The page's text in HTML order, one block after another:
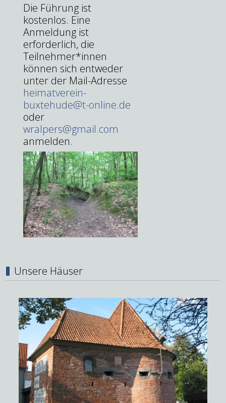
Die Führung ist
kostenlos. Eine
Anmeldung ist
erforderlich, die
Teilnehmer*innen
können sich entweder
unter der Mail-Adresse
heimatverein-
buxtehude@t-online.de
oder
wralpers@gmail.com
anmelden.
Unsere Häuser